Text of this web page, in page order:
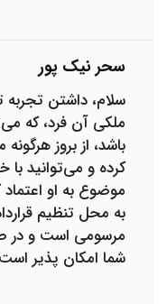
سحر نیک پور
سلام، داشتن
ملکی آن فرد، که
باشد، از بروز
کرده و می‌توانید با
موضوع به او اعتماد
به محل تنظیم
مرسومی است و در
شما امکان پذیر است